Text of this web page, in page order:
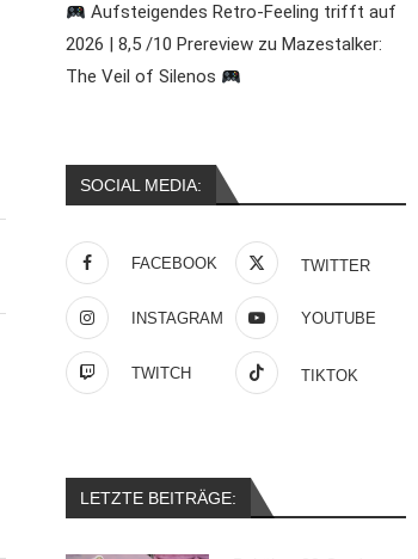
Aufsteigendes Retro-Feeling trifft auf
2026 | 8,5 /10 Prereview zu Mazestalker:
The Veil of Silenos
SOCIAL MEDIA:
FACEBOOK TWITTER
INSTAGRAM YOUTUBE
TWITCH TIKTOK
LETZTE BEITRÄGE: